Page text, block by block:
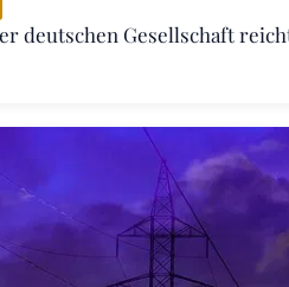
deutschen Gesellschaft